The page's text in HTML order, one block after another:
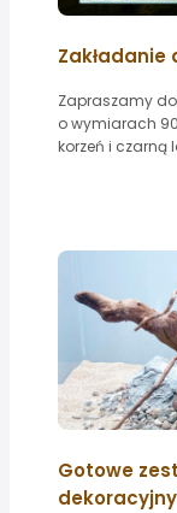
Zakładanie
Zapraszamy
o wymiarach
korzeń i czarną
Gotowe